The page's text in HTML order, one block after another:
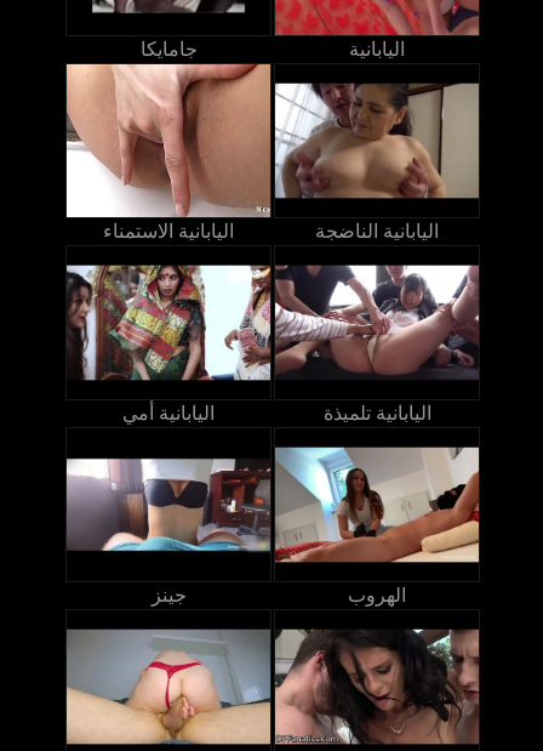
جامايكا اليابانية
اليابانية الاستمناء اليابانية الناضجة
اليابانية أمي اليابانية تلميذة
جينز الهروب